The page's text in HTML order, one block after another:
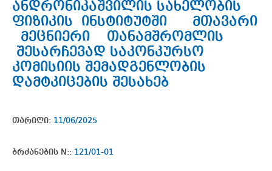
ანდრონიკაშვილის სახელობის
ფიზიკის ინსტიტუტში მთავარი
მეცნიერი თანამშრომლის
შესარჩევად საკონკურსო
კომისიის შემადგენლობის
დამტკიცების შესახებ
თარიღი: 11/06/2025
ბრძანების N:: 121/01-01